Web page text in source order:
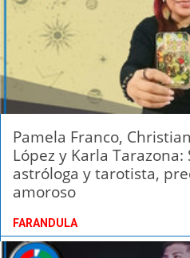
Pamela Franco,
López y Karla Tarazona:
astróloga y tarotista,
amoroso
FARANDULA